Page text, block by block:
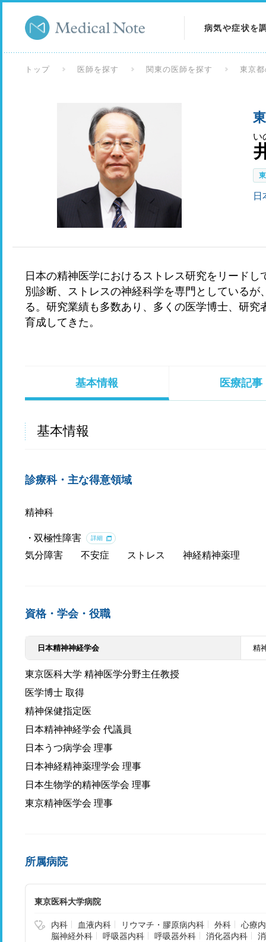
病気や症状を
検査を調べる
トップ 医師を探す 関東の医師を探す 東京
い
日
日本の精神医学におけるストレス研究をリード
別診断、ストレスの神経科学を専門としている
る。研究業績も多数あり、多くの医学博士、研
育成してきた。
基本情報 医療記事
基本情報
診療科・主な得意領域
精神科
双極性障害 詳細
気分障害 不安症 ストレス 神経精神薬理
資格・学会・役職
日本精神神経学会 精
東京医科大学 精神医学分野主任教授
医学博士 取得
精神保健指定医
日本精神神経学会 代議員
日本うつ病学会 理事
日本神経精神薬理学会 理事
日本生物学的精神医学会 理事
東京精神医学会 理事
所属病院
東京医科大学病院
内科 血液内科 リウマチ・膠原病内科 外科
心療
脳神経外科
呼吸器内科 呼吸器外科 消化器内科